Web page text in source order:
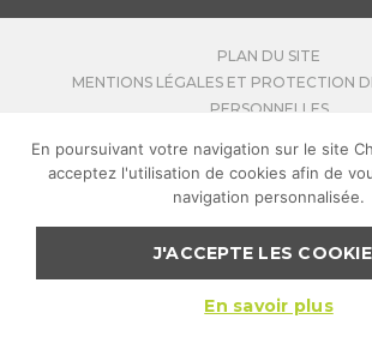
PLAN DU SITE
MENTIONS LÉGALES ET PROTECTION
PERSONNELLES
CONTACTEZ-NOUS
REJOIGNEZ-NOUS
POUR VOTRE SANTÉ, PRATIQUEZ UNE
RÉGULIÈRE:MANGER-
COPYRIGHT CHATEAU BLANC
En poursuivant votre navigation sur le site
acceptez l'utilisation de cookies afin de
navigation personnalisée.
J'ACCEPTE LES
En savoir plus